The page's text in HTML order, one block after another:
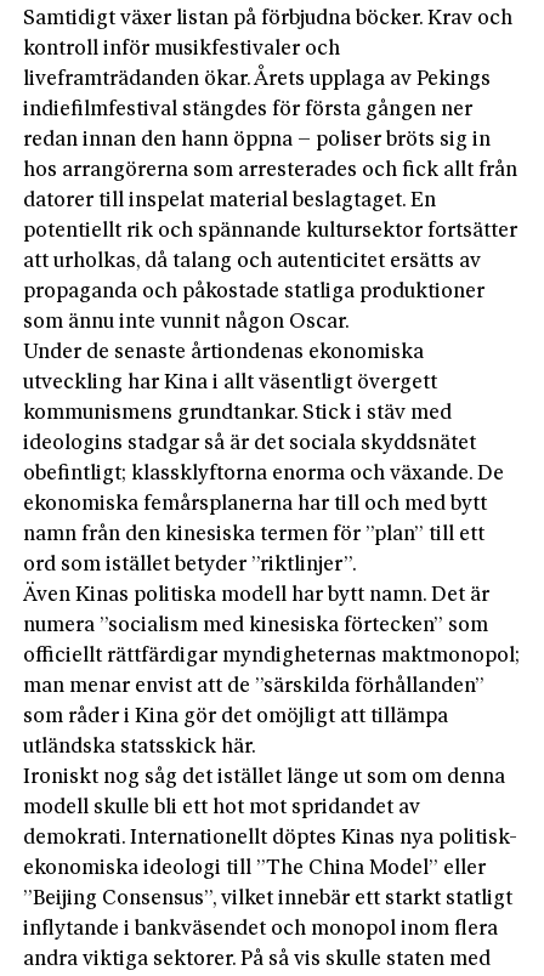
Samtidigt växer listan på förbjudna böcker. Krav och
kontroll inför musikfestivaler och
liveframträdanden ökar. Årets upplaga av Pekings
indiefilmfestival stängdes för första gången ner
redan innan den hann öppna – poliser bröts sig in
hos arrangörerna som arresterades och fick allt från
datorer till inspelat material beslagtaget. En
potentiellt rik och spännande kultursektor fortsätter
att urholkas, då talang och autenticitet ersätts av
propaganda och påkostade statliga produktioner
som ännu inte vunnit någon Oscar.
Under de senaste årtiondenas ekonomiska
utveckling har Kina i allt väsentligt övergett
kommunismens grundtankar. Stick i stäv med
ideologins stadgar så är det sociala skyddsnätet
obefintligt; klassklyftorna enorma och växande. De
ekonomiska femårsplanerna har till och med bytt
namn från den kinesiska termen för ”plan” till ett
ord som istället betyder ”riktlinjer”.
Även Kinas politiska modell har bytt namn. Det är
numera ”socialism med kinesiska förtecken” som
officiellt rättfärdigar myndigheternas maktmonopol;
man menar envist att de ”särskilda förhållanden”
som råder i Kina gör det omöjligt att tillämpa
utländska statsskick här.
Ironiskt nog såg det istället länge ut som om denna
modell skulle bli ett hot mot spridandet av
demokrati. Internationellt döptes Kinas nya politisk-
ekonomiska ideologi till ”The China Model” eller
”Beijing Consensus”, vilket innebär ett starkt statligt
inflytande i bankväsendet och monopol inom flera
andra viktiga sektorer. På så vis skulle staten med